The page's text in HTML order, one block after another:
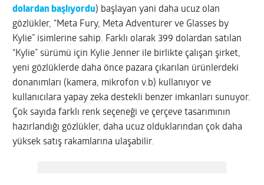
dolardan başlıyordu) başlayan yani daha ucuz olan
gözlükler, “Meta Fury, Meta Adventurer ve Glasses by
Kylie” isimlerine sahip. Farklı olarak 399 dolardan satılan
“Kylie” sürümü için Kylie Jenner ile birlikte çalışan şirket,
yeni gözlüklerde daha önce pazara çıkarılan ürünlerdeki
donanımları (kamera, mikrofon v.b) kullanıyor ve
kullanıcılara yapay zeka destekli benzer imkanları sunuyor.
Çok sayıda farklı renk seçeneği ve çerçeve tasarımının
hazırlandığı gözlükler, daha ucuz olduklarından çok daha
yüksek satış rakamlarına ulaşabilir.